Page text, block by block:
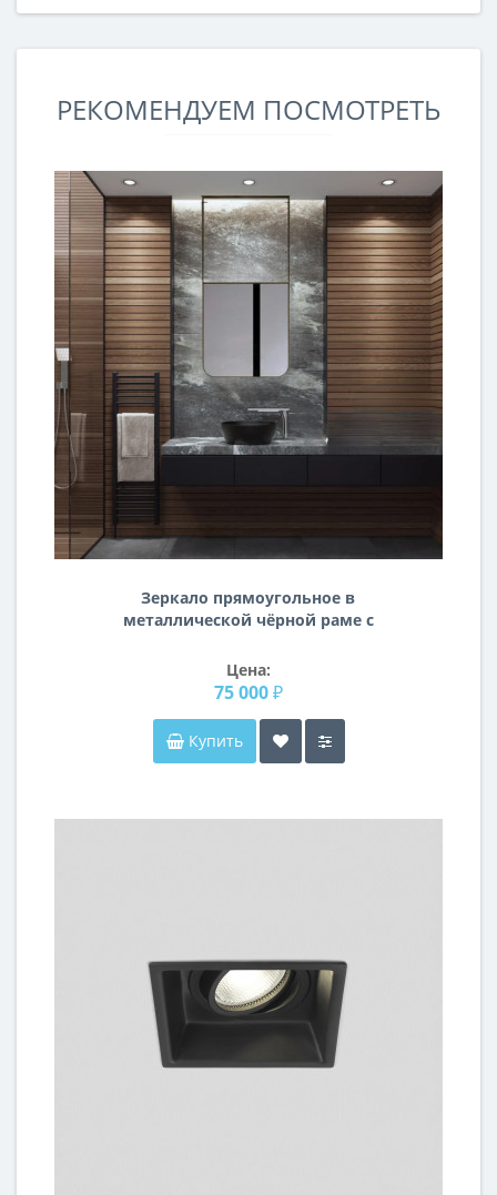
РЕКОМЕНДУЕМ ПОСМОТРЕТЬ
Зеркало прямоугольное в
металлической чёрной раме с
Цена:
75 000 ₽
Купить